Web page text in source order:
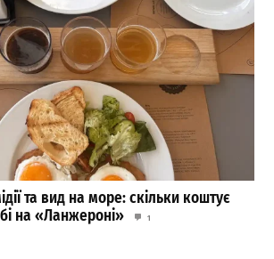
та вид на море: скільки коштує
на «Ланжероні»
1